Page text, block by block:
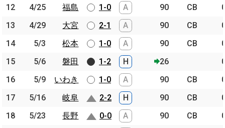
12
4/25 福島 1-0 A 90 CB
13
4/29 大宮 2-1 A 90 CB
14
5/3 松本 1-0 A 90 CB
15
5/6 磐田 1-2 H 26
16
5/9 いわき 1-0 A 90 CB
17
5/16 岐阜 2-2 H 90 CB
18
5/23 長野 0-0 A 90 CB
12
4/25
福島
13
4/29
大宮
14
5/3
松本
15
5/6
磐田
16
5/9
いわき
17
5/16
岐阜
18
5/23
長野